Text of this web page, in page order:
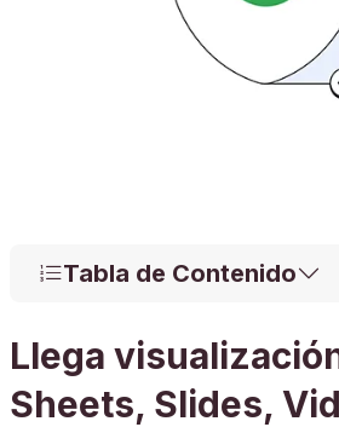
Tabla de Contenido
Llega
Sheets, Slides,